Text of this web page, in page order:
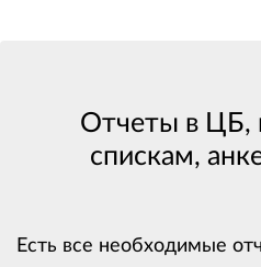
Отчеты в ЦБ,
спискам,
Есть все необходимые